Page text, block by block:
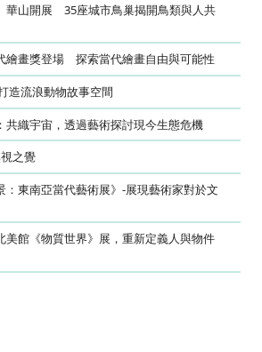
華山開展 35座城市鳥巢揭開鳥類與人共
繪畫獎登場 探索當代繪畫自由與可能性
造流浪動物故事空間
共織宇宙，透過藝術探討現今生態危機
之覺
：東南亞當代藝術展》-展現藝術家對於文
美館《物質世界》展，重新定義人與物件